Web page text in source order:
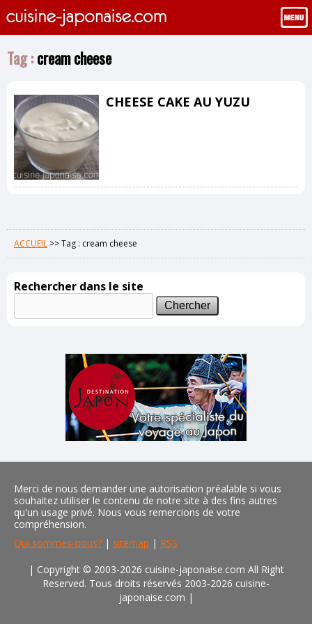
Tag :cream cheese
CHEESE CAKE AU YUZU
ACCUEIL >>Tag : cream cheese
Rechercher dans le site
Merci de nous demander une autorisation préalable si vous
souhaitez utiliser le contenu de notre site à des fins autres
qu'un usage privé. Nous vous remercions de votre
compréhension.
Qui sommes-nous? | sitemap | RSS
| Copyright © 2003-2026 cuisine-japonaise.com All Right
Reserved. Tous droits réservés 2003-2026 cuisine-
japonaise.com |